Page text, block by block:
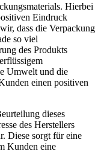
Hierbei
Eindruck
dass die Verpackung
so viel
des Produkts
Umwelt und die
einen positiven
dieses
des Herstellers
Diese sorgt für eine
Kunden eine